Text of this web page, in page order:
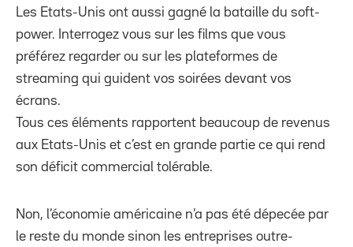
Les Etats-Unis ont aussi gagné la bataille du soft-
power. Interrogez vous sur les films que vous
préférez regarder ou sur les plateformes de
streaming qui guident vos soirées devant vos
écrans.
Tous ces éléments rapportent beaucoup de revenus
aux Etats-Unis et c’est en grande partie ce qui rend
son déficit commercial tolérable.
Non, l’économie américaine n’a pas été dépecée par
le reste du monde sinon les entreprises outre-